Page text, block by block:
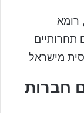
רומא
תחרותיים
מישראל
חברות